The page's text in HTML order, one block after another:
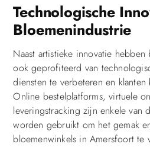
Technologische
Bloemenindustrie
Naast artistieke innovatie
ook geprofiteerd van
diensten te verbeteren en
Online bestelplatforms, virtuele
leveringstracking zijn enkele van
worden gebruikt om het gemak
bloemenwinkels in Amersfoort te